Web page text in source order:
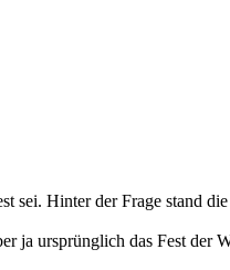
sei. Hinter der Frage stand
ja ursprünglich das Fest der